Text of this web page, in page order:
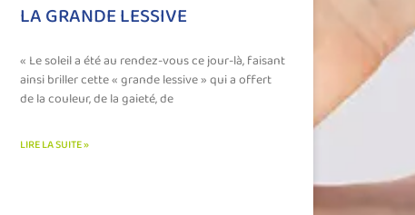
LA GRANDE LESSIVE
« Le soleil a été au rendez-vous ce jour-là, faisant
ainsi briller cette « grande lessive » qui a offert
de la couleur, de la gaieté, de
LIRE LA SUITE »